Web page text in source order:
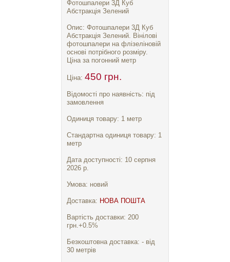
Фотошпалери 3Д Куб
Абстракція Зелений
Опис: Фотошпалери 3Д Куб
Абстракція Зелений. Вінілові
фотошпалери на флізеліновій
основі потрібного розміру.
Ціна за погонний метр
Ціна: 450 грн.
Відомості про наявність: під
замовлення
Одиниця товару: 1 метр
Стандартна одиниця товару: 1
метр
Дата доступності: 10 серпня
2026 р.
Умова: новий
Доставка: НОВА ПОШТА
Вартість доставки: 200
грн.+0.5%
Безкоштовна доставка: - від
30 метрів